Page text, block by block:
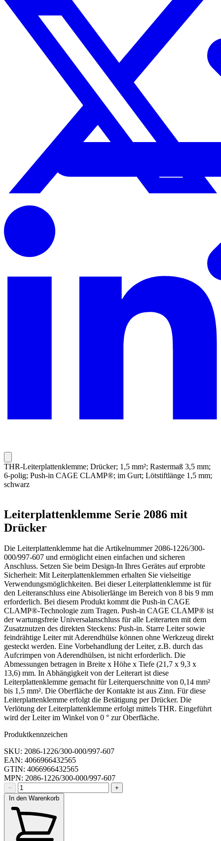
THR-Leiterplattenklemme; Drücker; 1,5 mm²; Rastermaß 3,5 mm;
6-polig; Push-in CAGE CLAMP®; im Gurt; Lötstiftlänge 1,5 mm;
schwarz
Leiterplattenklemme Serie 2086 mit
Drücker
Die Leiterplattenklemme hat die Artikelnummer 2086-1226/300-
000/997-607 und ermöglicht einen einfachen und sicheren
Anschluss. Setzen Sie beim Design-In Ihres Gerätes auf erprobte
Sicherheit: Mit Leiterplattenklemmen erhalten Sie vielseitige
Verwendungsmöglichkeiten. Bei dieser Leiterplattenklemme ist für
den Leiteranschluss eine Abisolierlänge im Bereich von 8 bis 9 mm
erforderlich. Bei diesem Produkt kommt die Push-in CAGE
CLAMP®-Technologie zum Tragen. Push-in CAGE CLAMP® ist
der wartungsfreie Universalanschluss für alle Leiterarten mit dem
Zusatznutzen des direkten Steckens: Push-in. Starre Leiter sowie
feindrähtige Leiter mit Aderendhülse können ohne Werkzeug direkt
gesteckt werden. Eine Vorbehandlung der Leiter, z.B. durch das
Aufcrimpen von Aderendhülsen, ist nicht erforderlich. Die
Abmessungen betragen in Breite x Höhe x Tiefe (21,7 x 9,3 x
13,6) mm. In Abhängigkeit von der Leiterart ist diese
Leiterplattenklemme gemacht für Leiterquerschnitte von 0,14 mm²
bis 1,5 mm². Die Oberfläche der Kontakte ist aus Zinn. Für diese
Leiterplattenklemme erfolgt die Betätigung per Drücker. Die
Verlötung der Leiterplattenklemme erfolgt mittels THR. Eingeführt
wird der Leiter im Winkel von 0 ° zur Oberfläche.
Produktkennzeichen
SKU: 2086-1226/300-000/997-607
EAN: 4066966432565
GTIN: 4066966432565
MPN: 2086-1226/300-000/997-607
−
+
In den Warenkorb